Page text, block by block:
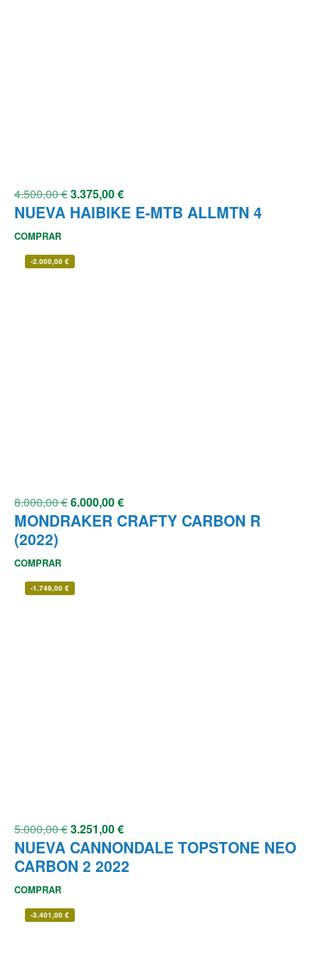
4.500,00€3.375,00€
NUEVA HAIBIKE E-MTB ALLMTN 4
COMPRAR
-2.000,00 €
8.000,00€6.000,00€
MONDRAKER CRAFTY CARBON R
(2022)
COMPRAR
-1.749,00 €
5.000,00€3.251,00€
NUEVA CANNONDALE TOPSTONE NEO
CARBON 2 2022
COMPRAR
-3.401,00 €